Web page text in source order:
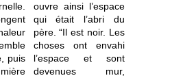
puis
ouvre ainsi l’espace
qui était l’abri du
père. “Il est noir. Les
choses ont envahi
l’espace et sont
devenues mur,